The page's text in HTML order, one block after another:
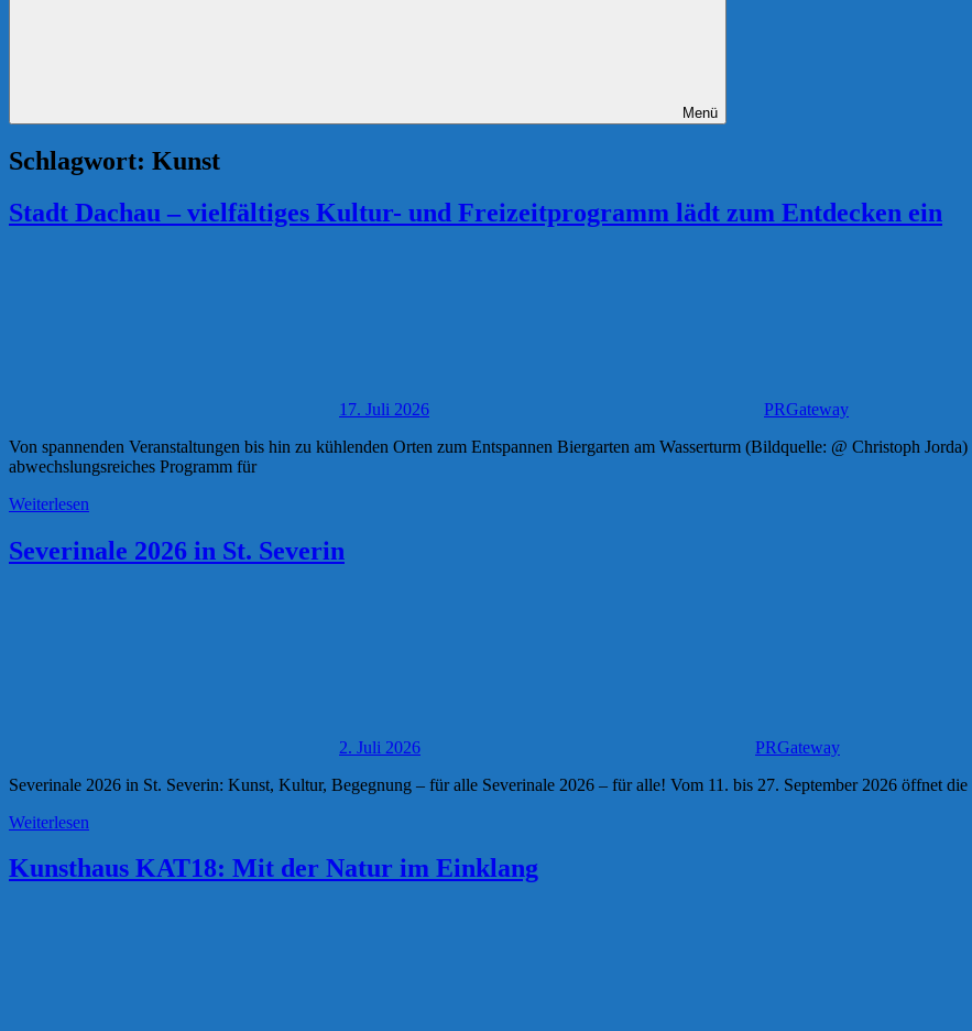
Menü
Schlagwort: Kunst
Stadt Dachau – vielfältiges Kultur- und Freizeitprogramm lädt zum Entdecken ein
17. Juli 2026 PRGateway
Von spannenden Veranstaltungen bis hin zu kühlenden Orten zum Entspannen Biergarten am Wasserturm (Bildquelle: @ Christoph
abwechslungsreiches Programm für
Weiterlesen
Severinale 2026 in St. Severin
2. Juli 2026 PRGateway
Severinale 2026 in St. Severin: Kunst, Kultur, Begegnung – für alle Severinale 2026 – für alle! Vom 11. bis 27. September 2026 öffnet
Weiterlesen
Kunsthaus KAT18: Mit der Natur im Einklang